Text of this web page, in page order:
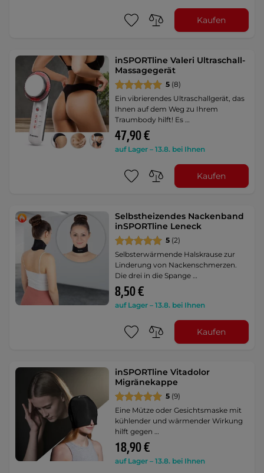
Kaufen
inSPORTline Valeri Ultraschall-
Massagegerät
5 (8)
Ein vibrierendes Ultraschallgerät, das
Ihnen auf dem Weg zu Ihrem
Traumbody hilft! Es …
47,90 €
auf Lager – 13.8. bei Ihnen
Kaufen
Selbstheizendes Nackenband
inSPORTline Leneck
5 (2)
Selbsterwärmende Halskrause zur
Linderung von Nackenschmerzen.
Die drei in die Spange …
8,50 €
auf Lager – 13.8. bei Ihnen
Kaufen
inSPORTline Vitadolor
Migränekappe
5 (9)
Eine Mütze oder Gesichtsmaske mit
kühlender und wärmender Wirkung
hilft gegen …
18,90 €
auf Lager – 13.8. bei Ihnen